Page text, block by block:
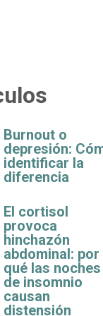
Burnout o
depresión:
identificar la
diferencia
El cortisol
provoca
hinchazón
abdominal: por
qué las noches
de insomnio
causan
distensión